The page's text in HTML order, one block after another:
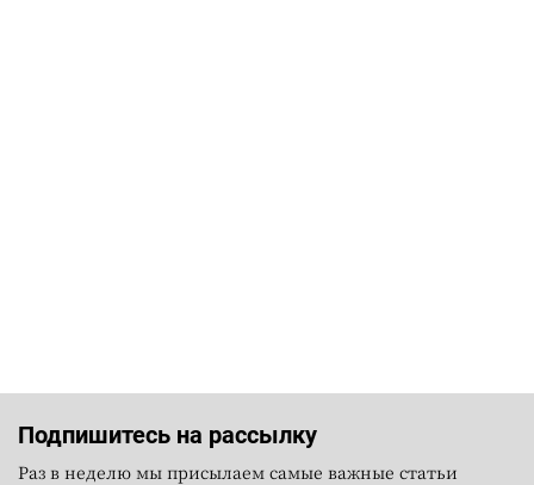
Подпишитесь на рассылку
Раз в неделю мы присылаем самые важные статьи